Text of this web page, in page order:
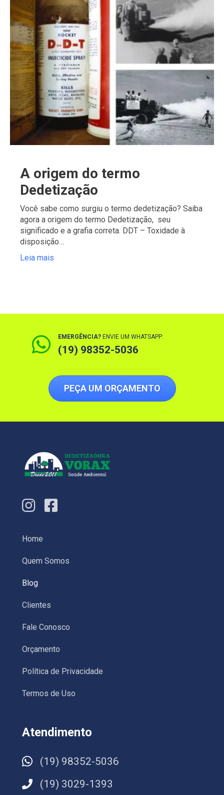
A origem do termo
Dedetização
Você sabe como surgiu o termo dedetização? Saiba
agora a origem do termo Dedetização, seu
significado e a grafia correta. DDT – Toxidade à
disposição…
Leia mais
EMERGÊNCIA? ENVIE UM WHATSAPP:
(19) 98352-5036
PEÇA UM ORÇAMENTO
Home
Quem Somos
Blog
Clientes
Fale Conosco
Orçamento
Política de Privacidade
Termos de Uso
Atendimento
(19) 98352-5036
(19) 3029-1393